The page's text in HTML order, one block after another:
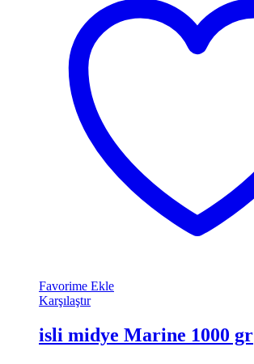
Favorime Ekle
Karşılaştır
isli midye Marine 1000 gr